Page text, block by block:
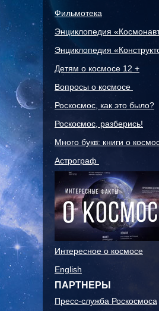
Фильмотека
Энциклопедия
Энциклопедия
Детям о космосе 12 +
Вопросы о космосе
Роскосмос, как это было?
Роскосмос, разберись!
Много букв: книги о
Астрограф
Интересное о космосе
English
ПАРТНЕРЫ
Пресс-служба Роскосмоса